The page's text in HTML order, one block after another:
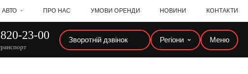
АВТО ПРО НАС УМОВИ ОРЕНДИ НОВИНИ КОНТАКТИ
23-00 Зворотній дзвінок Регіони Меню